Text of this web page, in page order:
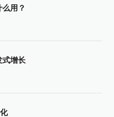
么用？
式增长